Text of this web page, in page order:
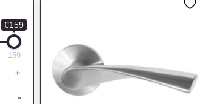
€159
159
+
-